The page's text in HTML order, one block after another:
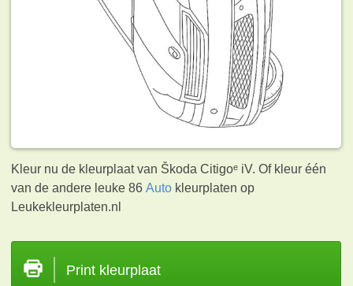
Kleur nu de kleurplaat van Škoda Citigoᵉ iV. Of kleur één
van de andere leuke 86Auto kleurplaten op
Leukekleurplaten.nl
Print kleurplaat